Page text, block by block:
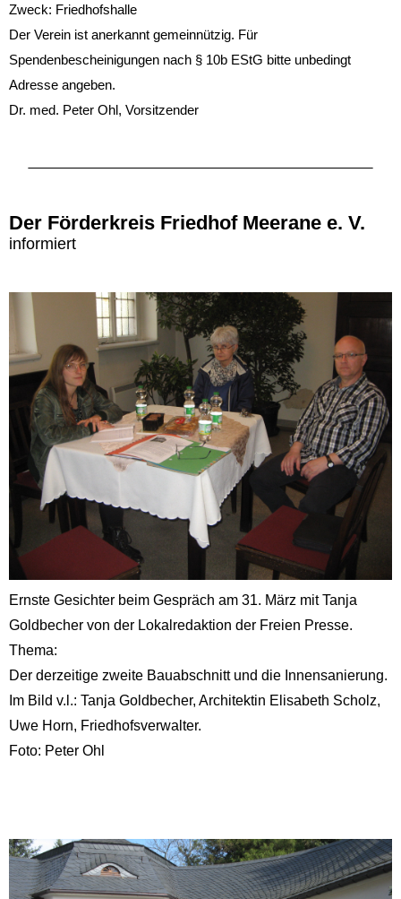
Zweck: Friedhofshalle
Der Verein ist anerkannt gemeinnützig. Für
Spendenbescheinigungen nach § 10b EStG bitte unbedingt
Adresse angeben.
Dr. med. Peter Ohl, Vorsitzender
Der Förderkreis Friedhof Meerane e. V.
informiert
Ernste Gesichter beim Gespräch am 31. März mit Tanja
Goldbecher von der Lokalredaktion der Freien Presse.
Thema:
Der derzeitige zweite Bauabschnitt und die Innensanierung.
Im Bild v.l.: Tanja Goldbecher, Architektin Elisabeth Scholz,
Uwe Horn, Friedhofsverwalter.
Foto: Peter Ohl